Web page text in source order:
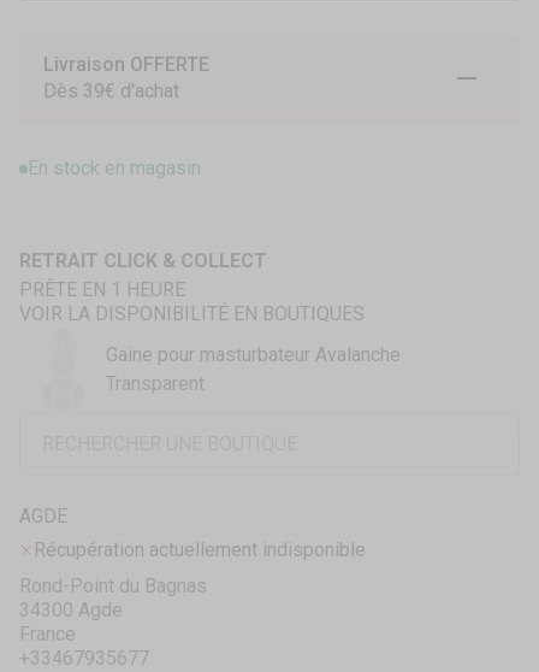
Livraison OFFERTE
Dès 39€ d'achat
En stock en magasin
RETRAIT CLICK & COLLECT
PRÊTE EN 1 HEURE
VOIR LA DISPONIBILITÉ EN BOUTIQUES
Gaine pour masturbateur Avalanche
Transparent
AGDE
Récupération actuellement indisponible
Rond-Point du Bagnas
34300 Agde
France
+33467935677